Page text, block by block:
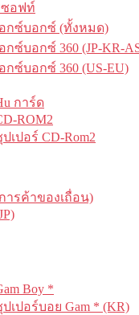
อฟท์
อกซ์บอกซ์ (ทั้งหมด)
อกซ์บอกซ์ 360 (JP-KR-
อกซ์บอกซ์ 360 (US-EU)
การ์ด
ROM2
เปอร์ CD-Rom2
ารค้าของเถื่อน)
Boy *
เปอร์บอย Gam * (KR)